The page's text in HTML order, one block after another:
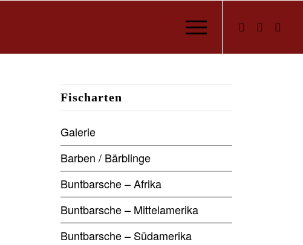
Fischarten
Galerie
Barben / Bärblinge
Buntbarsche – Afrika
Buntbarsche – Mittelamerika
Buntbarsche – Südamerika